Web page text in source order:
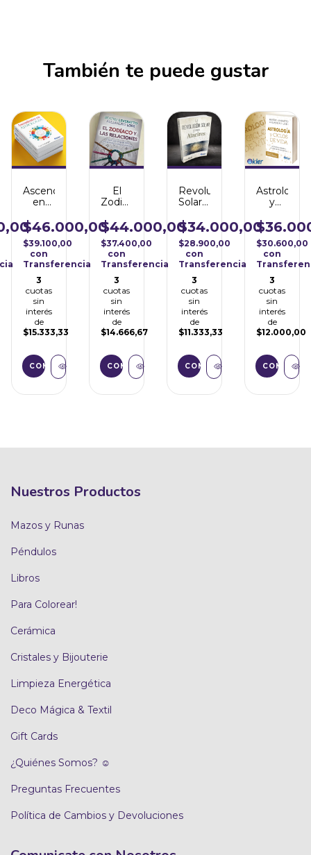
También te puede gustar
Ascendentes
en
$46.000,00
$39.100,00
con
Transferencia
3
cuotas
sin
interés
de
$15.333,33
El
Zodiaco
Relaciones
$44.000,00
$37.400,00
con
Transferencia
3
cuotas
sin
interés
de
$14.666,67
Revolución
Solar y
Atacires
$34.000,00
$28.900,00
con
Transferencia
3
cuotas
sin
interés
de
$11.333,33
Astrología
y
de
Vida
$30.600,00
con
3
cuotas
sin
interés
de
$12.000,00
Nuestros Productos
Mazos y Runas
Péndulos
Libros
Para Colorear!
Cerámica
Cristales y Bijouterie
Limpieza Energética
Deco Mágica & Textil
Gift Cards
¿Quiénes Somos? ☺
Preguntas Frecuentes
Política de Cambios y Devoluciones